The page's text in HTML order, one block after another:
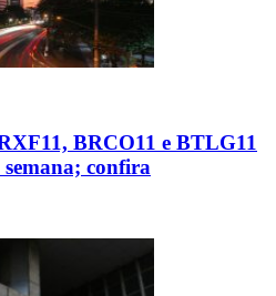
BRCO11 e BTLG11
confira